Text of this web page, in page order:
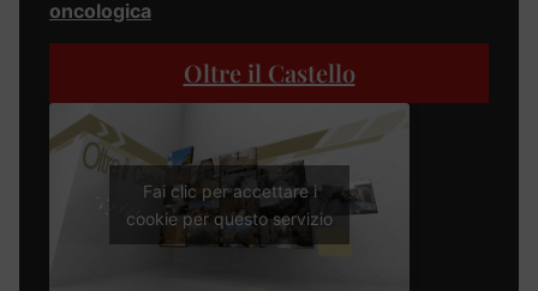
oncologica
Oltre il Castello
Fai clic per accettare i
cookie per questo servizio